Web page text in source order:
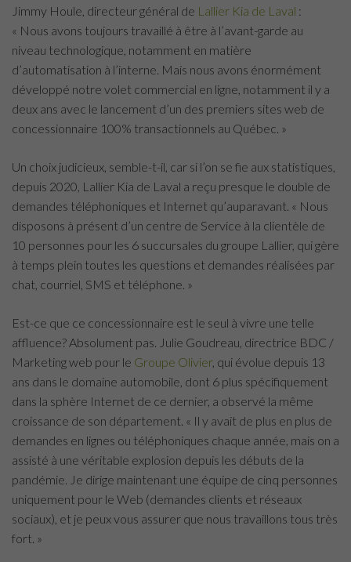
Jimmy Houle, directeur général de Lallier Kia de Laval :
« Nous avons toujours travaillé à être à l’avant-garde au
niveau technologique, notamment en matière
d’automatisation à l’interne. Mais nous avons énormément
développé notre volet commercial en ligne, notamment il y a
deux ans avec le lancement d’un des premiers sites web de
concessionnaire 100% transactionnels au Québec. »
Un choix judicieux, semble-t-il, car si l’on se fie aux statistiques,
depuis 2020, Lallier Kia de Laval a reçu presque le double de
demandes téléphoniques et Internet qu’auparavant. « Nous
disposons à présent d’un centre de Service à la clientèle de
10 personnes pour les 6 succursales du groupe Lallier, qui gère
à temps plein toutes les questions et demandes réalisées par
chat, courriel, SMS et téléphone. »
Est-ce que ce concessionnaire est le seul à vivre une telle
affluence? Absolument pas. Julie Goudreau, directrice BDC /
Marketing web pour le Groupe Olivier, qui évolue depuis 13
ans dans le domaine automobile, dont 6 plus spécifiquement
dans la sphère Internet de ce dernier, a observé la même
croissance de son département. « Il y avait de plus en plus de
demandes en lignes ou téléphoniques chaque année, mais on a
assisté à une véritable explosion depuis les débuts de la
pandémie. Je dirige maintenant une équipe de cinq personnes
uniquement pour le Web (demandes clients et réseaux
sociaux), et je peux vous assurer que nous travaillons tous très
fort. »